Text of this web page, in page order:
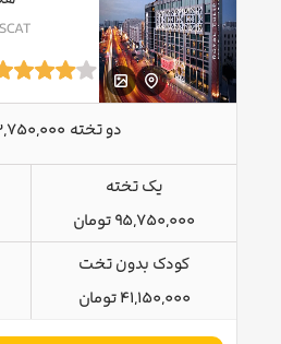
دو تخته 83,750,000
یک تخته
95,750,000 تومان
کودک بدون تخت
41,150,000 تومان